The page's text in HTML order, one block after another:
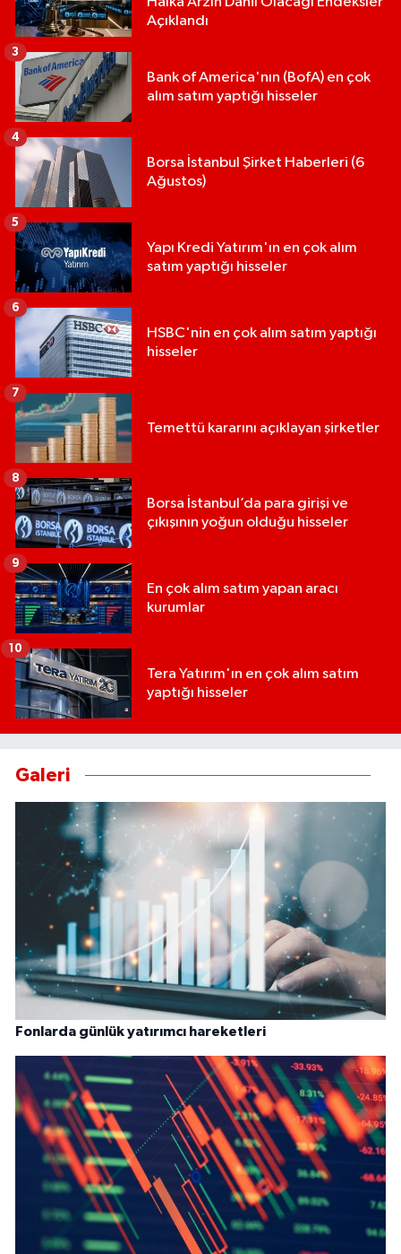
Açıklandı
Bank of America'nın (BofA) en çok
alım satım yaptığı hisseler
3
Borsa İstanbul Şirket Haberleri (6
Ağustos)
4
Yapı Kredi Yatırım'ın en çok alım
satım yaptığı hisseler
5
HSBC'nin en çok alım satım yaptığı
hisseler
6
Temettü kararını açıklayan şirketler
7
Borsa İstanbul’da para girişi ve
çıkışının yoğun olduğu hisseler
8
En çok alım satım yapan aracı
kurumlar
9
Tera Yatırım'ın en çok alım satım
yaptığı hisseler
10
Galeri
Fonlarda günlük yatırımcı hareketleri